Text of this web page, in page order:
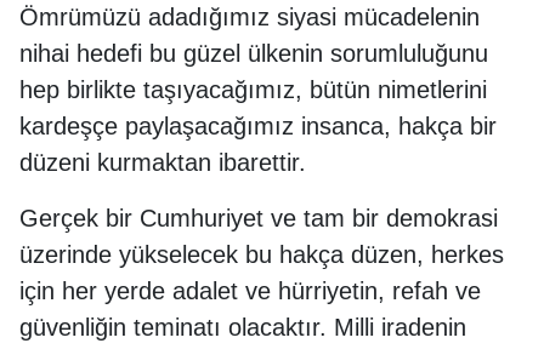
Ömrümüzü adadığımız siyasi mücadelenin
nihai hedefi bu güzel ülkenin sorumluluğunu
hep birlikte taşıyacağımız, bütün nimetlerini
kardeşçe paylaşacağımız insanca, hakça bir
düzeni kurmaktan ibarettir.
Gerçek bir Cumhuriyet ve tam bir demokrasi
üzerinde yükselecek bu hakça düzen, herkes
için her yerde adalet ve hürriyetin, refah ve
güvenliğin teminatı olacaktır. Milli iradenin